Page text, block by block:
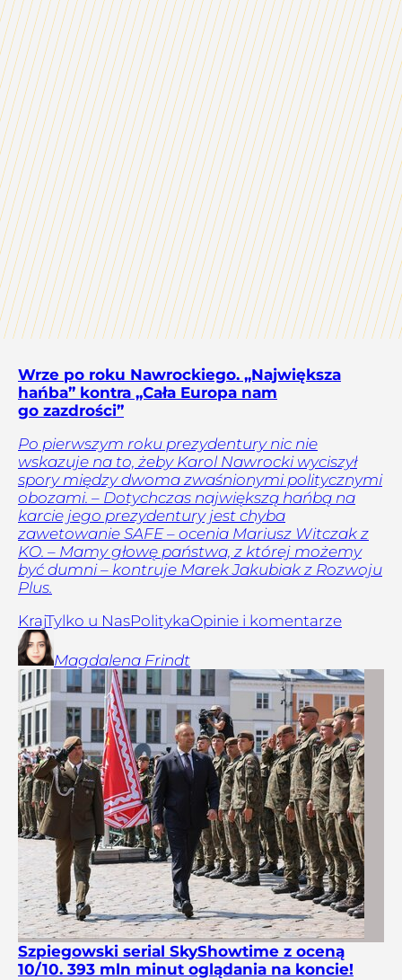
Wrze po roku Nawrockiego. „Największa
hańba” kontra „Cała Europa nam
go zazdrości”
Po pierwszym roku prezydentury nic nie
wskazuje na to, żeby Karol Nawrocki wyciszył
spory między dwoma zwaśnionymi politycznymi
obozami. – Dotychczas największą hańbą na
karcie jego prezydentury jest chyba
zawetowanie SAFE – ocenia Mariusz Witczak z
KO. – Mamy głowę państwa, z której możemy
być dumni – kontruje Marek Jakubiak z Rozwoju
Plus.
KrajTylko u NasPolitykaOpinie i komentarze
Magdalena Frindt
Szpiegowski serial SkyShowtime z oceną
10/10. 393 mln minut oglądania na koncie!